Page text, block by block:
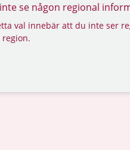
inte se någon regional
val innebär att du inte ser